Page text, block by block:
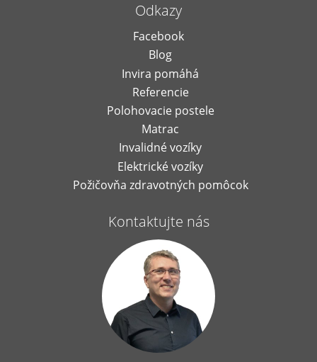
Odkazy
Facebook
Blog
Invira pomáhá
Referencie
Polohovacie postele
Matrac
Invalidné vozíky
Elektrické vozíky
Požičovňa zdravotných pomôcok
Kontaktujte nás